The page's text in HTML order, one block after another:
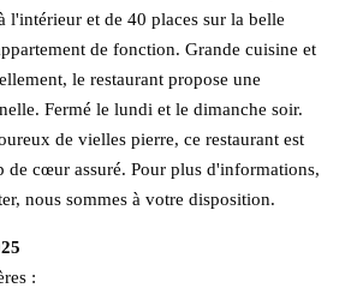
l'intérieur et de 40 places sur la belle
de fonction. Grande cuisine et
le restaurant propose une
Fermé le lundi et le dimanche soir.
de vielles pierre, ce restaurant est
de cœur assuré. Pour plus d'informations,
nous sommes à votre disposition.
: